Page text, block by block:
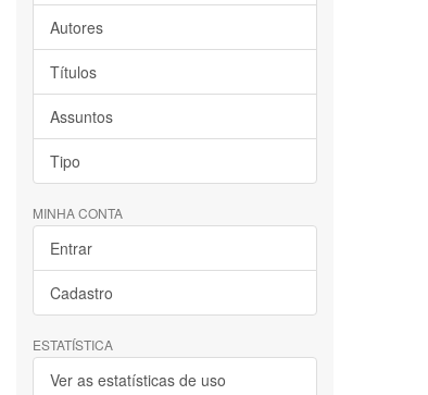
Autores
Títulos
Assuntos
Tipo
MINHA CONTA
Entrar
Cadastro
ESTATÍSTICA
Ver as estatísticas de uso